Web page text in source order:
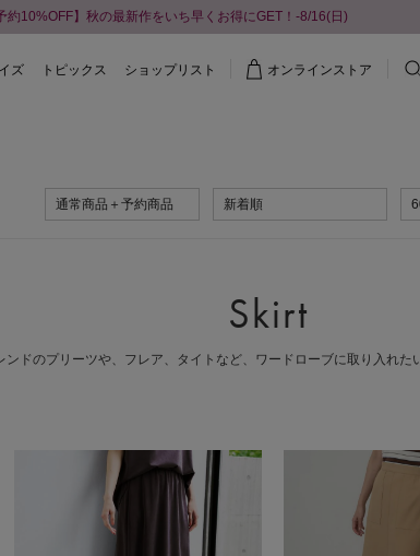
約10%OFF】秋の最新作をいち早くお得にGET！-8/16(日)
ズ トピックス ショップリスト オンラインストア
通常商品＋予約商品 新着順
Skirt
ンドのプリーツや、フレア、タイトなど、ワードローブに取り入れた